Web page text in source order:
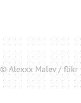
© Alexxx Malev / flikr